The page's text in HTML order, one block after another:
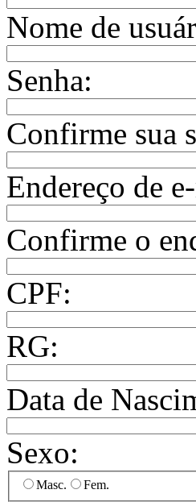
Nome de
Senha:
Confirme sua
Endereço de
Confirme o
CPF:
RG:
Data de
Sexo:
Masc. Fem.